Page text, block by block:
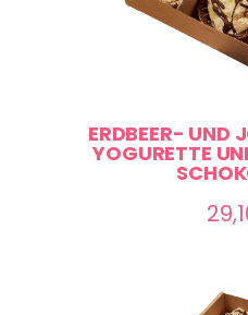
ERDBEER- UND
YOGURETTE